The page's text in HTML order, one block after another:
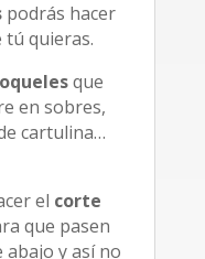
podrás hacer
tú quieras.
que
en sobres,
cartulina…
el corte
que pasen
abajo y así no